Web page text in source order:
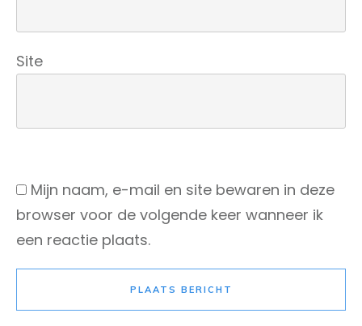
Site
Mijn naam, e-mail en site bewaren in deze
browser voor de volgende keer wanneer ik
een reactie plaats.
PLAATS BERICHT